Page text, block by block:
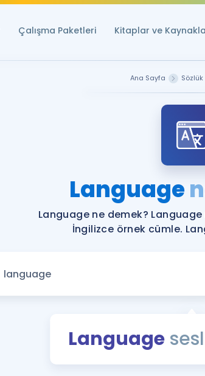
Çalışma Paketleri Kitaplar ve
Ana Sayfa Sözlük
Language
Language ne demek?
İngilizce örnek cümle.
Language